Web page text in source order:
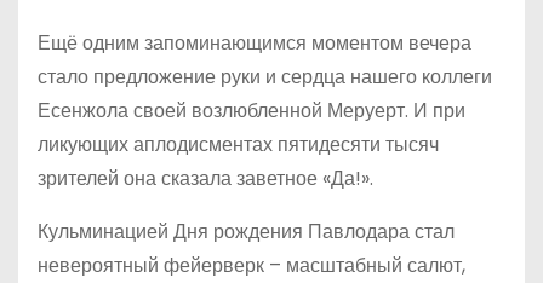
Ещё одним запоминающимся моментом вечера
стало предложение руки и сердца нашего коллеги
Есенжола своей возлюбленной Меруерт. И при
ликующих аплодисментах пятидесяти тысяч
зрителей она сказала заветное «Да!».
Кульминацией Дня рождения Павлодара стал
невероятный фейерверк – масштабный салют,